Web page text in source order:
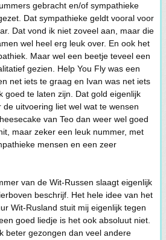
gebracht en/of sympathieke
Dat sympathieke geldt vooral voor
Dat vond ik niet zoveel aan, maar die
wel heel erg leuk over. En ook het
Maar wel een beetje teveel een
gezien. Help You Fly was een
net iets te graag en Ivan was net iets
goed te laten zijn. Dat gold eigenlijk
uitvoering liet wel wat te wensen
van Teo dan weer wel goed
maar zeker een leuk nummer, met
mensen en een zeer
van de Wit-Russen slaagt eigenlijk
beschrijf. Het hele idee van het
Wit-Rusland stuit mij eigenlijk tegen
goed liedje is het ook absoluut niet.
beter gezongen dan veel andere